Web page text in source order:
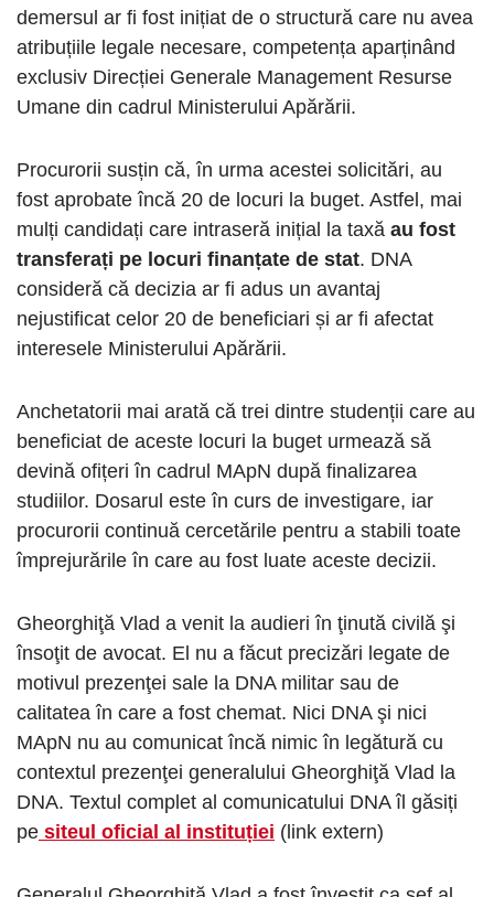
demersul ar fi fost inițiat de o structură care nu avea
atribuțiile legale necesare, competența aparținând
exclusiv Direcției Generale Management Resurse
Umane din cadrul Ministerului Apărării.
Procurorii susțin că, în urma acestei solicitări, au
fost aprobate încă 20 de locuri la buget. Astfel, mai
mulți candidați care intraseră inițial la taxă au fost
transferați pe locuri finanțate de stat. DNA
consideră că decizia ar fi adus un avantaj
nejustificat celor 20 de beneficiari și ar fi afectat
interesele Ministerului Apărării.
Anchetatorii mai arată că trei dintre studenții care au
beneficiat de aceste locuri la buget urmează să
devină ofițeri în cadrul MApN după finalizarea
studiilor. Dosarul este în curs de investigare, iar
procurorii continuă cercetările pentru a stabili toate
împrejurările în care au fost luate aceste decizii.
Gheorghiţă Vlad a venit la audieri în ţinută civilă şi
însoţit de avocat. El nu a făcut precizări legate de
motivul prezenţei sale la DNA militar sau de
calitatea în care a fost chemat. Nici DNA şi nici
MApN nu au comunicat încă nimic în legătură cu
contextul prezenţei generalului Gheorghiţă Vlad la
DNA. Textul complet al comunicatului DNA îl găsiți
pe siteul oficial al instituției (link extern)